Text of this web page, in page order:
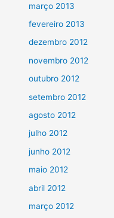
março 2013
fevereiro 2013
dezembro 2012
novembro 2012
outubro 2012
setembro 2012
agosto 2012
julho 2012
junho 2012
maio 2012
abril 2012
março 2012